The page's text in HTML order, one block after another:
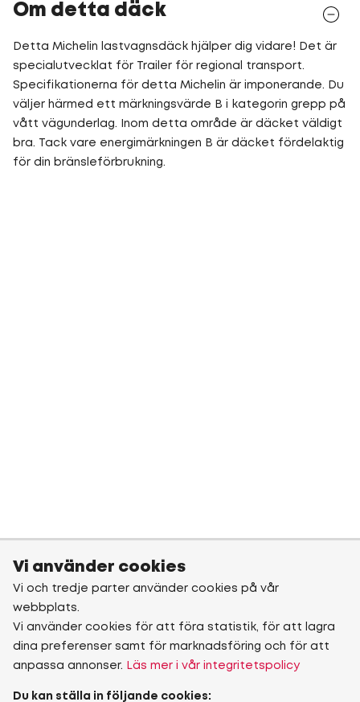
Om detta däck
Detta Michelin lastvagnsdäck hjälper dig vidare! Det är
specialutvecklat för Trailer för regional transport.
Specifikationerna för detta Michelin är imponerande. Du
väljer härmed ett märkningsvärde B i kategorin grepp på
vått vägunderlag. Inom detta område är däcket väldigt
bra. Tack vare energimärkningen B är däcket fördelaktig
för din bränsleförbrukning.
Vi använder cookies
Vi och tredje parter använder cookies på vår
webbplats.
Vi använder cookies för att föra statistik, för att lagra
dina preferenser samt för marknadsföring och för att
anpassa annonser.
Läs mer i vår integritetspolicy
Du kan ställa in följande cookies: